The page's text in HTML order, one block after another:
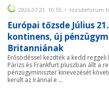
2026.07.21. 10:55 •
Európai tőzsde Július
kontinens, új
Britanniának
Erősödéssel kezdték a kedd
Párizs és Frankfurt pluszban állt a
pénzügyminiszter kinevezését
került az Iránnal e ...